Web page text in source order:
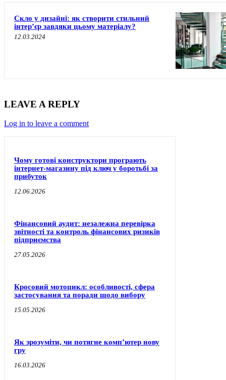
Скло у дизайні: як створити стильний
інтер’єр завдяки цьому матеріалу?
12.03.2024
LEAVE A REPLY
Log in to leave a comment
Чому готові конструктори програють
інтернет-магазину під ключ у боротьбі за
прибуток
12.06.2026
Фінансовий аудит: незалежна перевірка
звітності та контроль фінансових ризиків
підприємства
27.05.2026
Кросовий мотоцикл: особливості, сфера
застосування та поради щодо вибору
15.05.2026
Як зрозуміти, чи потягне комп’ютер нову
гру
16.03.2026